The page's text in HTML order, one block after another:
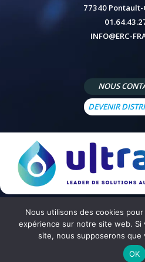
77340
INFO@ERC-
NOUS
DEVENIR
© 2026 - Site réalisé par Peppermint Agency Mentions
générales de
Nous utilisons des cookies
expérience sur notre site web. Si
site, nous supposerons que
OK